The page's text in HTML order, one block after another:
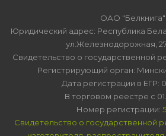
ОАО "Белкнига"
Юридический адрес: Республика
ул.Железнодорожная,
Свидетельство о государственной
Регистрирующий орган:
Дата регистрации в ЕГР:
В торговом реестре с
Номер регистрации:
Свидетельство о государственной